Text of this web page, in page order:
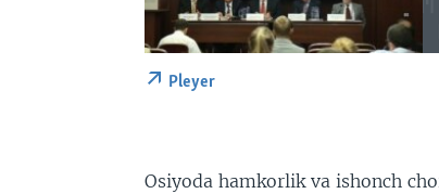
Pleyer
Osiyoda hamkorlik va ishonch